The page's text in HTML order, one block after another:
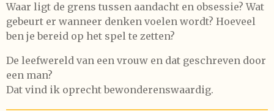
Waar ligt de grens tussen aandacht en obsessie? Wat
gebeurt er wanneer denken voelen wordt? Hoeveel
ben je bereid op het spel te zetten?
De leefwereld van een vrouw en dat geschreven door
een man?
Dat vind ik oprecht bewonderenswaardig.